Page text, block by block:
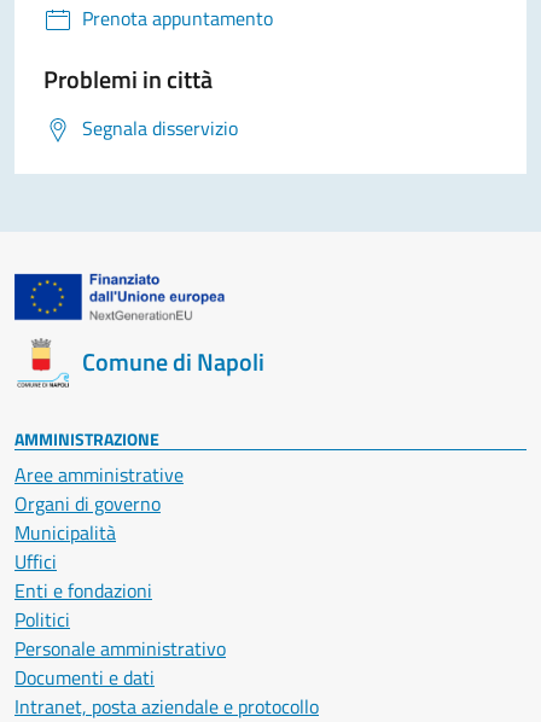
Prenota appuntamento
Problemi in città
Segnala disservizio
Comune di Napoli
AMMINISTRAZIONE
Aree amministrative
Organi di governo
Municipalità
Uffici
Enti e fondazioni
Politici
Personale amministrativo
Documenti e dati
Intranet, posta aziendale e protocollo